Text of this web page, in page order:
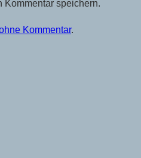
Kommentar speichern.
Kommentar.